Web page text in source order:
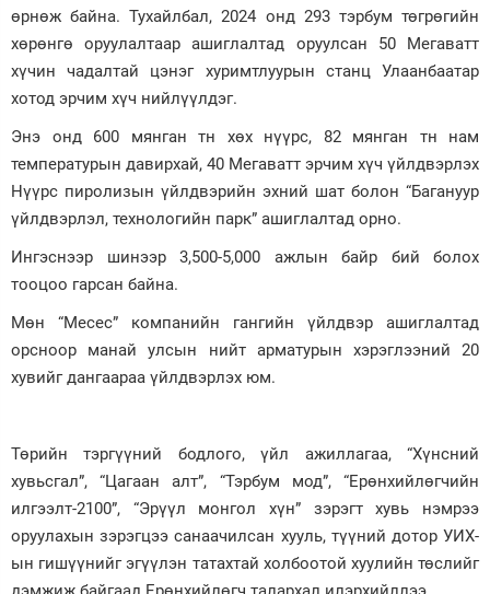
өрнөж байна. Тухайлбал, 2024 онд 293 тэрбум төгрөгийн
хөрөнгө оруулалтаар ашиглалтад оруулсан 50 Мегаватт
хүчин чадалтай цэнэг хуримтлуурын станц Улаанбаатар
хотод эрчим хүч нийлүүлдэг.
Энэ онд 600 мянган тн хөх нүүрс, 82 мянган тн нам
температурын давирхай, 40 Мегаватт эрчим хүч үйлдвэрлэх
Нүүрс пиролизын үйлдвэрийн эхний шат болон “Багануур
үйлдвэрлэл, технологийн парк” ашиглалтад орно.
Ингэснээр шинээр 3,500-5,000 ажлын байр бий болох
тооцоо гарсан байна.
Мөн “Месес” компанийн гангийн үйлдвэр ашиглалтад
орсноор манай улсын нийт арматурын хэрэглээний 20
хувийг дангаараа үйлдвэрлэх юм.
Төрийн тэргүүний бодлого, үйл ажиллагаа, “Хүнсний
хувьсгал”, “Цагаан алт”, “Тэрбум мод”, “Ерөнхийлөгчийн
илгээлт-2100”, “Эрүүл монгол хүн” зэрэгт хувь нэмрээ
оруулахын зэрэгцээ санаачилсан хууль, түүний дотор УИХ-
ын гишүүнийг эгүүлэн татахтай холбоотой хуулийн төслийг